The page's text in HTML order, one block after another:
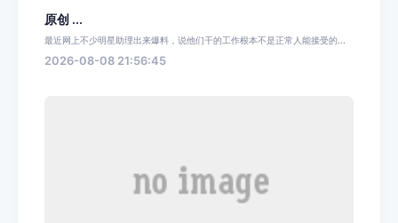
原创 ...
最近网上不少明星助理出来爆料，说他们干的工作根本不是正常人能接受的...
2026-08-08 21:56:45